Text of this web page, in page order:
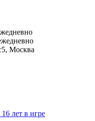
Москва
16 лет в игре